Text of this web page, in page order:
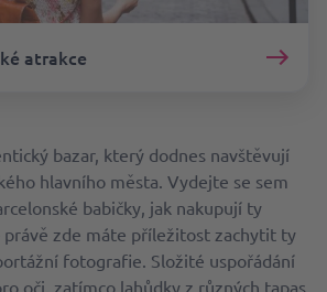
atrakce
bazar, který dodnes navštěvují
hlavního města. Vydejte se sem
babičky, jak nakupují ty
zde máte příležitost zachytit ty
fotografie. Složité uspořádání
oči, zatímco lahůdky z různých tapas